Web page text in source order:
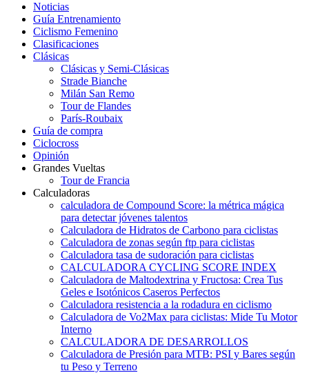
Noticias
Guía Entrenamiento
Ciclismo Femenino
Clasificaciones
Clásicas
Clásicas y Semi-Clásicas
Strade Bianche
Milán San Remo
Tour de Flandes
París-Roubaix
Guía de compra
Ciclocross
Opinión
Grandes Vueltas
Tour de Francia
Calculadoras
calculadora de Compound Score: la métrica mágica
para detectar jóvenes talentos
Calculadora de Hidratos de Carbono para ciclistas
Calculadora de zonas según ftp para ciclistas
Calculadora tasa de sudoración para ciclistas
CALCULADORA CYCLING SCORE INDEX
Calculadora de Maltodextrina y Fructosa: Crea Tus
Geles e Isotónicos Caseros Perfectos
Calculadora resistencia a la rodadura en ciclismo
Calculadora de Vo2Max para ciclistas: Mide Tu Motor
Interno
CALCULADORA DE DESARROLLOS
Calculadora de Presión para MTB: PSI y Bares según
tu Peso y Terreno